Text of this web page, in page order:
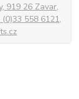
919 26 Zavar,
558 6121,